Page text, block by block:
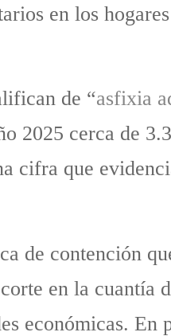
en los
de “asfixia
2025 cerca de
cifra que
de contención
en la cuantía
económicas. En